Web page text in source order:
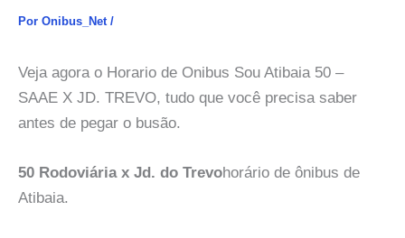
Por Onibus_Net /
Veja agora o Horario de Onibus Sou Atibaia 50 –
SAAE X JD. TREVO, tudo que você precisa saber
antes de pegar o busão.
50 Rodoviária x Jd. do Trevohorário de ônibus de
Atibaia.